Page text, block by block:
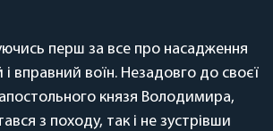
перш за все про насадження
вправний воїн. Незадовго до своєї
князя Володимира,
з походу, так і не зустрівши